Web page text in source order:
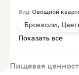
Вид: Овощной
Брокколи,
Показать все
Пищевая